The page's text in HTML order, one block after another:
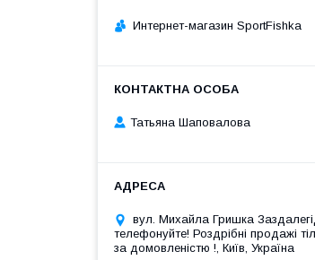
Интернет-магазин SportFishka
Татьяна Шаповалова
вул. Михайла Гришка
телефонуйте! Роздрібні продажі
за домовленістю !, Київ, Україна